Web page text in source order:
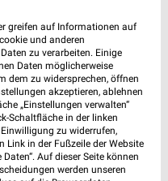
4,6 km
greifen auf Informationen auf
und anderen
zu verarbeiten. Einige
Daten möglicherweise
dem zu widersprechen, öffnen
akzeptieren, ablehnen
„Einstellungen verwalten“
Schaltfläche in der linken
zu widerrufen,
Link in der Fußzeile der Website
Auf dieser Seite können
werden unseren